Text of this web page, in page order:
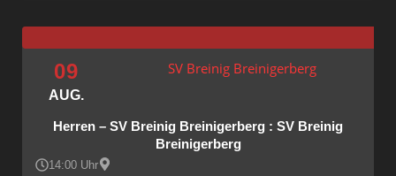
09
AUG.
SV Breinig Breinigerberg
Herren – SV Breinig Breinigerberg : SV Breinig
Breinigerberg
14:00 Uhr